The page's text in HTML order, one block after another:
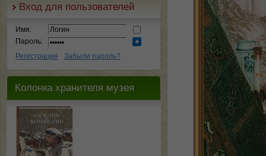
Вход для пользователей
Имя:
Пароль:
Регистрация
Забыли пароль?
Колонка хранителя музея